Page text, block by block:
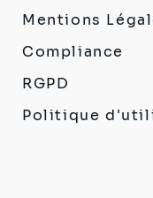
Mentions
Compliance
RGPD
Politique